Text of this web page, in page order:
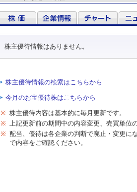
株主優待情報はありません。
株主優待情報の検索はこちらから
今月のお宝優待株はこちらから
※ 株主優待内容は基本的に毎月更新です。
※ 上記更新前の期間中の内容変更、売買単位
※ 配当、優待は各企業の判断で廃止・変更に
で内容をご確認ください。